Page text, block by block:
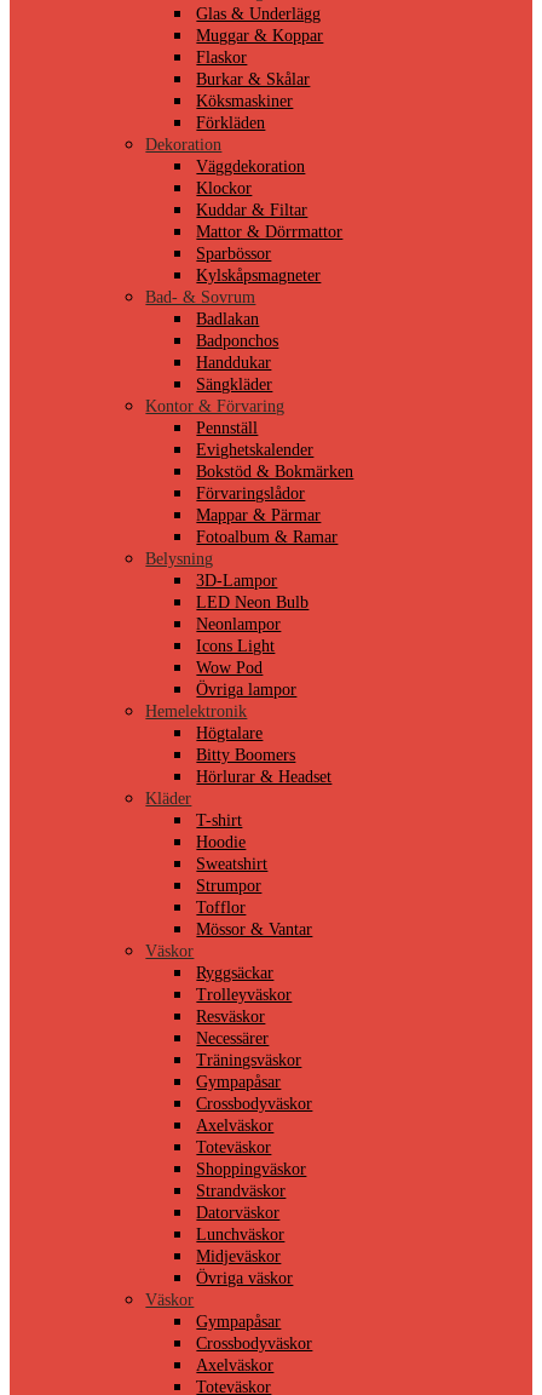
Glas & Underlägg
Muggar & Koppar
Flaskor
Burkar & Skålar
Köksmaskiner
Förkläden
Dekoration
Väggdekoration
Klockor
Kuddar & Filtar
Mattor & Dörrmattor
Sparbössor
Kylskåpsmagneter
Bad- & Sovrum
Badlakan
Badponchos
Handdukar
Sängkläder
Kontor & Förvaring
Pennställ
Evighetskalender
Bokstöd & Bokmärken
Förvaringslådor
Mappar & Pärmar
Fotoalbum & Ramar
Belysning
3D-Lampor
LED Neon Bulb
Neonlampor
Icons Light
Wow Pod
Övriga lampor
Hemelektronik
Högtalare
Bitty Boomers
Hörlurar & Headset
Kläder
T-shirt
Hoodie
Sweatshirt
Strumpor
Tofflor
Mössor & Vantar
Väskor
Ryggsäckar
Trolleyväskor
Resväskor
Necessärer
Träningsväskor
Gympapåsar
Crossbodyväskor
Axelväskor
Toteväskor
Shoppingväskor
Strandväskor
Datorväskor
Lunchväskor
Midjeväskor
Övriga väskor
Väskor
Gympapåsar
Crossbodyväskor
Axelväskor
Toteväskor